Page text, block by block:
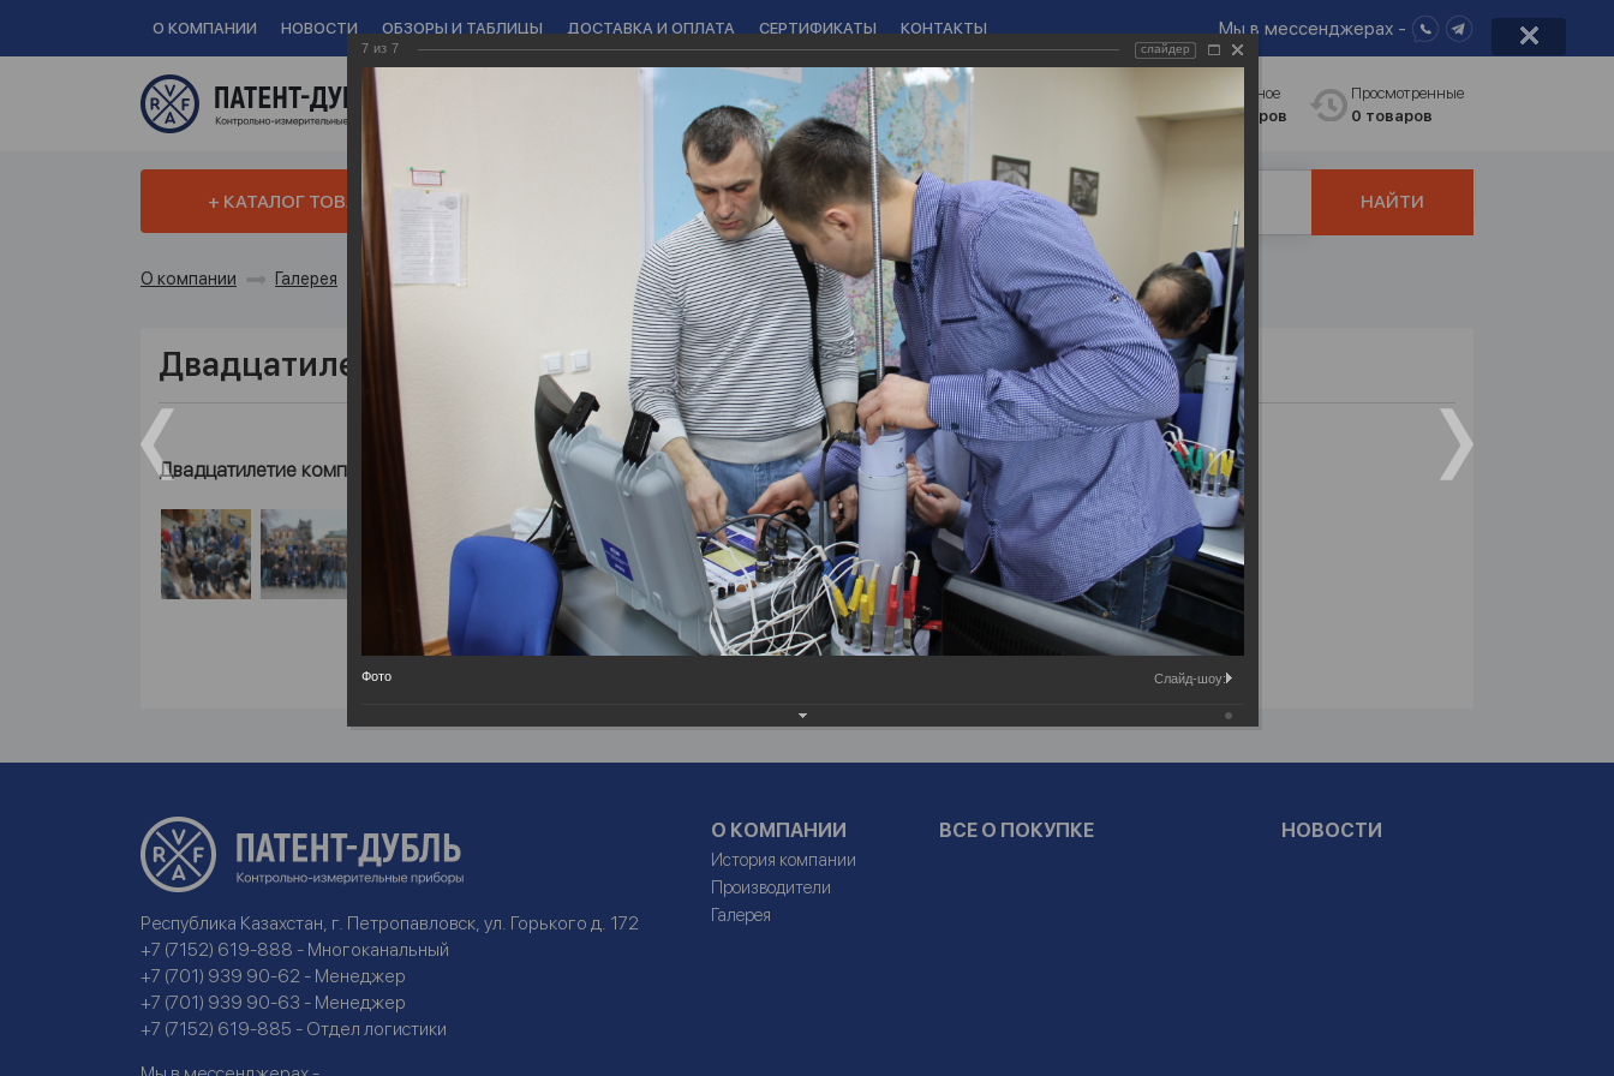
О КОМПАНИИ НОВОСТИ ОБЗОРЫ И ТАБЛИЦЫ ДОСТАВКА И ОПЛАТА СЕРТИФИКАТЫ КОНТАКТЫ Мы в мессенджерах -
info@ptd.kz
Написать письмо
0 товаров
Избранное
0товаров
Просмотренные
0 товаров
+ КАТАЛОГ ТОВАРОВ НАЙТИ
О компании Галерея Двадцатилетие компании ООО «СКБ ЭП»
Двадцатилетие компании ООО «СКБ ЭП»
Двадцатилетие компании ООО «СКБ ЭП»
Республика Казахстан, г. Петропавловск, ул. Горького д. 172
+7 (7152) 619-888 - Многоканальный
+7 (701) 939 90-62 - Менеджер
+7 (701) 939 90-63 - Менеджер
+7 (7152) 619-885 - Отдел логистики
О КОМПАНИИ
История компании
Производители
Галерея
ВСЕ О ПОКУПКЕ НОВОСТИ
7 из 7 слайдер
Фото Слайд-шоу: